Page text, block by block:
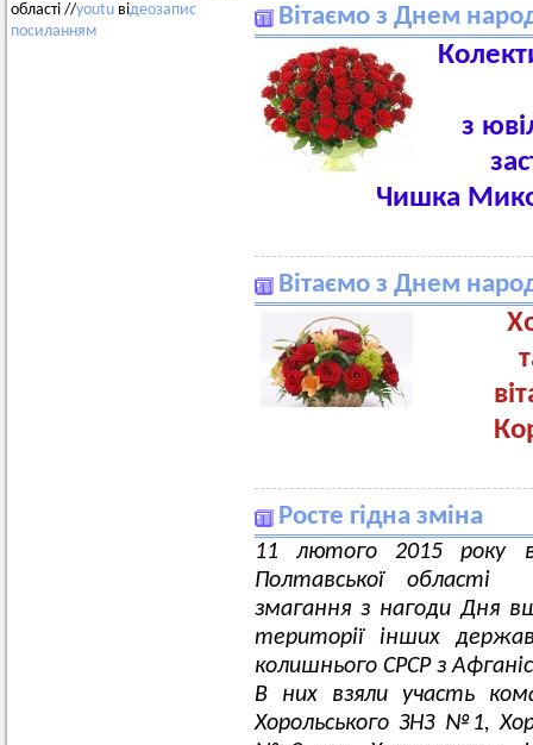
області //youtu відеозапис
посиланням
Вітаємо з Днем
з
Чишка
Вітаємо з Днем
Росте гідна зміна
11 лютого 2015 року в
Полтавської області
змагання з нагоди Дня
території інших
колишнього СРСР з
В них взяли участь
Хорольського ЗНЗ №1,